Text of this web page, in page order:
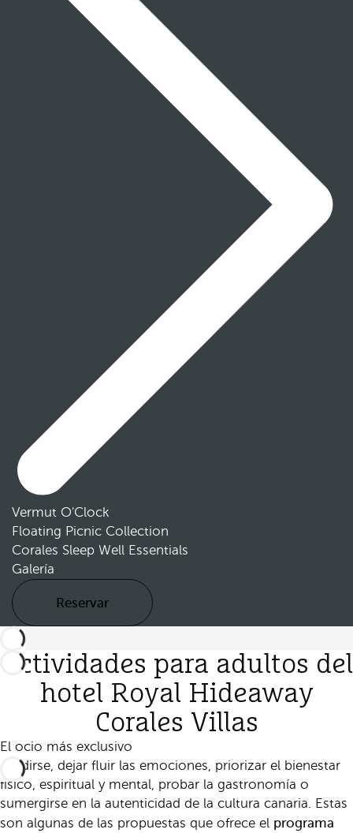
Vermut O'Clock
Floating Picnic Collection
Corales Sleep Well Essentials
Galería
Reservar
Actividades para adultos del
hotel Royal Hideaway
Corales Villas
El ocio más exclusivo
Evadirse, dejar fluir las emociones, priorizar el bienestar
físico, espiritual y mental, probar la gastronomía o
sumergirse en la autenticidad de la cultura canaria. Estas
son algunas de las propuestas que ofrece el programa